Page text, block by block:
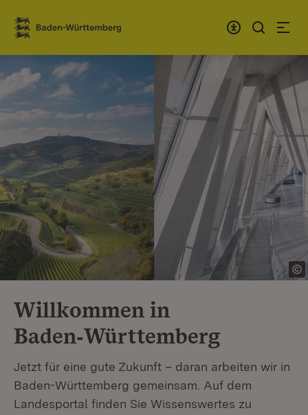
Zum Inhalt springen
Link zur Startseite
Willkommen in
Baden‑Württemberg
Jetzt für eine gute Zukunft – daran arbeiten wir in
Baden-Württemberg gemeinsam. Auf dem
Landesportal finden Sie Wissenswertes zu